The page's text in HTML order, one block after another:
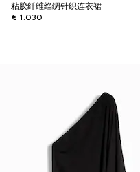
粘胶纤维绉绸针织连衣裙
€ 1.030